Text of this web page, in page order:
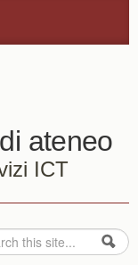
ateneo
ICT
di ricerca